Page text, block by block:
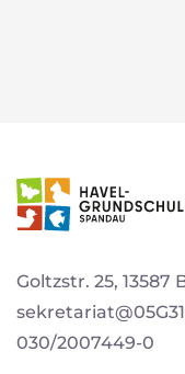
Goltzstr. 25, 13587
030/2007449-0